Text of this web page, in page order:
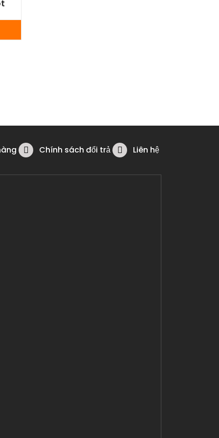
Chính sách đổi trả Liên hệ